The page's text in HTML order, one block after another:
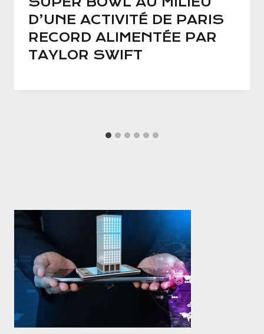
D’UNE ACTIVITÉ DE PARIS
RECORD ALIMENTÉE PAR
TAYLOR SWIFT